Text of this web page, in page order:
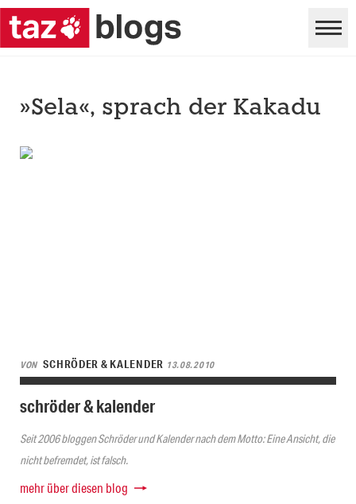
»Sela«, sprach der Kakadu
VON SCHRÖDER & KALENDER 13.08.2010
schröder & kalender
Seit 2006 bloggen Schröder und Kalender nach dem Motto: Eine Ansicht, die
nicht befremdet, ist falsch.
mehr über diesen blog